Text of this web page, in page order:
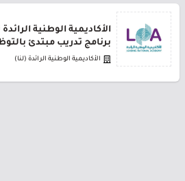
الأكاديمية الوطنية
برنامج تدريب مبتدئ
الأكاديمية الوطنية الرائدة (لنا)